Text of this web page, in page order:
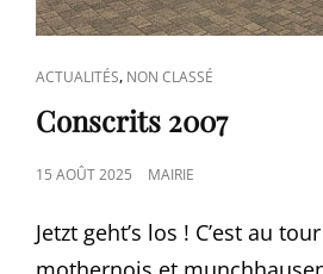
CAT
LINKS
ACTUALITÉS, NON CLASSÉ
Conscrits 2007
POSTED
15 AOÛT 2025 MAIRIE
Jetzt geht’s los ! C’est au